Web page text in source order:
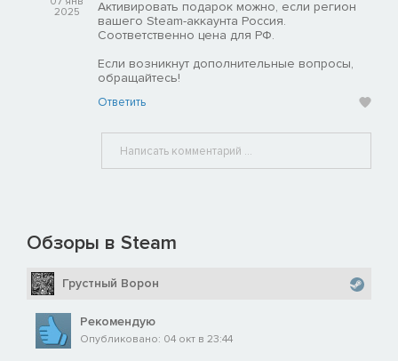
2025
Активировать подарок можно, если регион
вашего Steam-аккаунта Россия.
Соответственно цена для РФ.
Если возникнут дополнительные вопросы,
обращайтесь!
Ответить
Обзоры в Steam
Грустный Ворон
Рекомендую
Опубликовано: 04 окт в 23:44